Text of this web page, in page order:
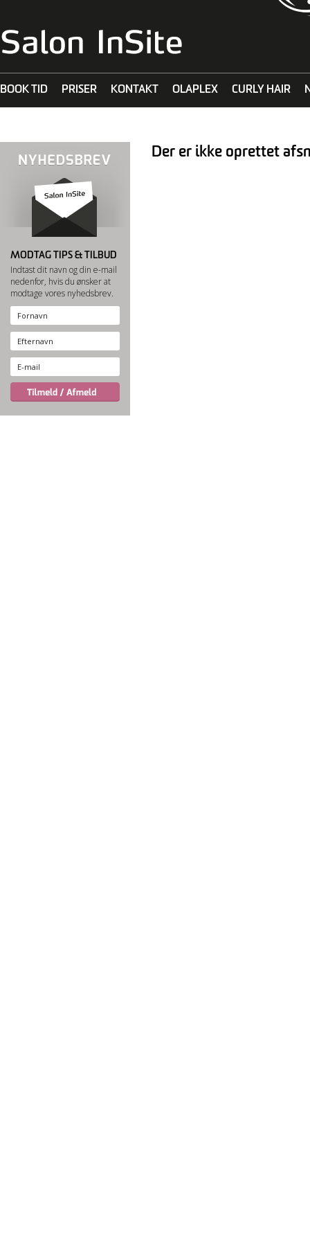
BOOK TID PRISER KONTAKT OLAPLEX CURLY HAIR
MODTAG TIPS & TILBUD
Indtast dit navn og din e-mail
nedenfor, hvis du ønsker at
modtage vores nyhedsbrev.
Der er ikke oprettet